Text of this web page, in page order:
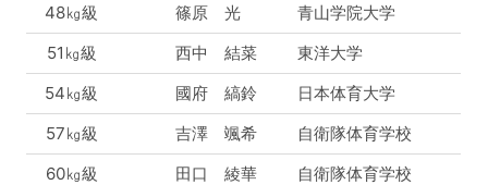
48㎏級
篠原 光
青山学院大学
51㎏級
西中 結菜
東洋大学
54㎏級
國府 縞鈴
日本体育大学
57㎏級
吉澤 颯希
自衛隊体育学校
60㎏級
田口 綾華 自衛隊体育学校